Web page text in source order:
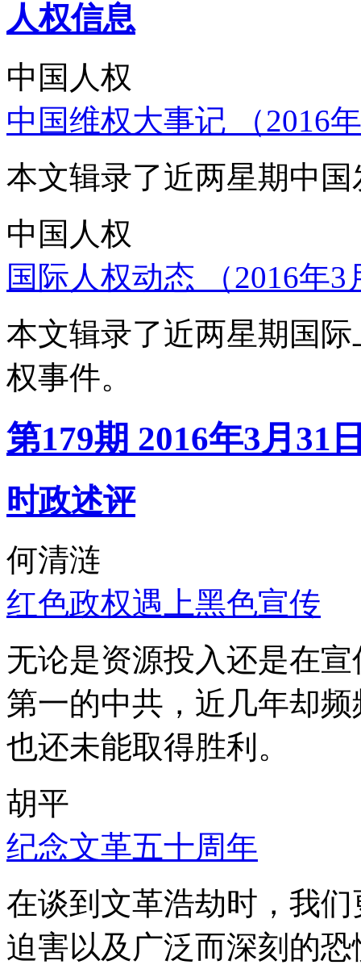
人权信息
中国人权
中国维权大事记 （2016
本文辑录了近两星期中
中国人权
国际人权动态 （2016年
本文辑录了近两星期国
权事件。
第179期 2016年3月31
时政述评
何清涟
红色政权遇上黑色宣传
无论是资源投入还是在
第一的中共，近几年却
也还未能取得胜利。
胡平
纪念文革五十周年
在谈到文革浩劫时，我
迫害以及广泛而深刻的